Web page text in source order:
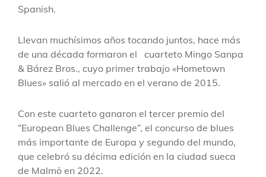
Spanish.
Llevan muchísimos años tocando juntos, hace más
de una década formaron el cuarteto Mingo Sanpa
& Bárez Bros., cuyo primer trabajo «Hometown
Blues» salió al mercado en el verano de 2015.
Con este cuarteto ganaron el tercer premio del
“European Blues Challenge”, el concurso de blues
más importante de Europa y segundo del mundo,
que celebró su décima edición en la ciudad sueca
de Malmö en 2022.